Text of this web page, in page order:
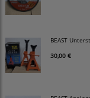
BEAST
30,00 €